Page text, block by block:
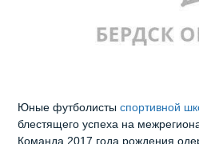
Юные футболистыспортивной
блестящего успеха на
Команда 2017 года рождения